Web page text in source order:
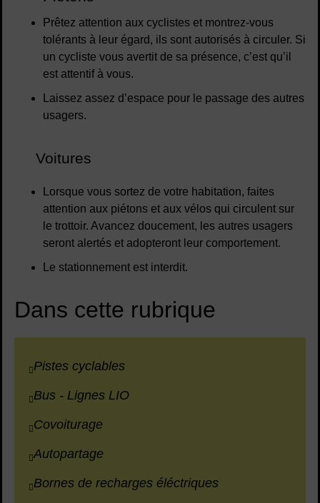
Prêtez attention aux cyclistes et montrez-vous
tolérants à leur égard, ils sont autorisés à circuler. Si
un cycliste vous avertit de sa présence, c’est qu’il
est attentif à vous.
Laissez assez d’espace pour le passage des autres
usagers.
Voitures
Lorsque vous sortez de votre habitation, faites
attention aux piétons et aux vélos qui circulent sur
le trottoir. Avancez doucement, les autres usagers
seront alertés et adopteront leur comportement.
Le stationnement est interdit.
Dans cette rubrique
Pistes cyclables
Bus - Lignes LIO
Covoiturage
Autopartage
Bornes de recharges éléctriques